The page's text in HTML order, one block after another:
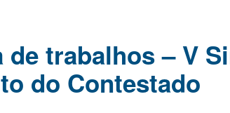
de trabalhos – V
do Contestado